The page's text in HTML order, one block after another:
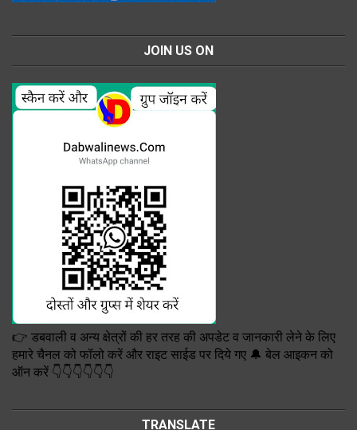
JOIN US ON
👉 डबवाली व अन्य क्षेत्रों की हर तरह की अपडेट व जानकारी लेने के लिए
हमारे चैनल को फॉलो करें और राइट साईड पर दिये गए 🔔 बेल आइकन को
ऑन करें 👇👇👇👇👇👇
TRANSLATE